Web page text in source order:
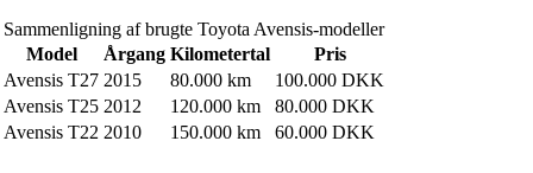
Sammenligning af brugte Toyota Avensis-modeller
Model
Årgang Kilometertal
Pris
Avensis T27 2015 80.000 km
100.000 DKK
Avensis T25 2012 120.000 km
80.000 DKK
Avensis T22 2010 150.000 km 60.000 DKK